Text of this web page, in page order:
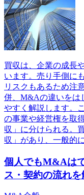
買収は、企業の成長
います。売り手側に
リスクもあるため注
併、M&Aの違いをは
やすく解説します。
の事業や経営権を取
収」に分けられる。
収」があり、一般的
個人でもM&Aは
ス・契約の流れを